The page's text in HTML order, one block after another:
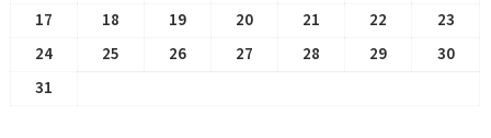
17
18 19 20 21 22
23
24
25 26 27 28 29
30
31